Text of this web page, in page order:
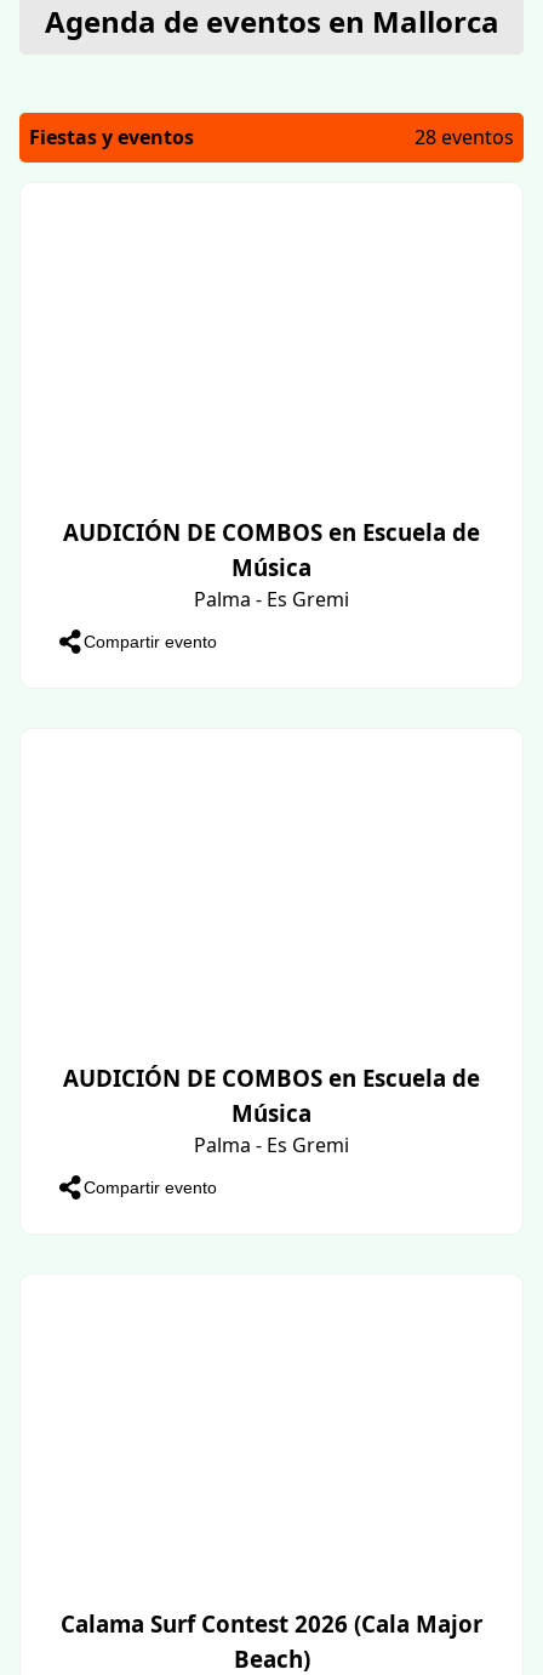
Agenda de eventos en Mallorca
Fiestas y eventos 28 eventos
AUDICIÓN DE COMBOS en Escuela de
Música
Palma - Es Gremi
Compartir evento
AUDICIÓN DE COMBOS en Escuela de
Música
Palma - Es Gremi
Compartir evento
Calama Surf Contest 2026 (Cala Major
Beach)